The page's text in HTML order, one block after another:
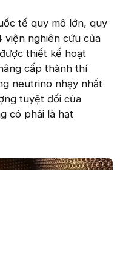
tế quy mô lớn, quy
viện nghiên cứu của
thiết kế hoạt
cấp thành thí
neutrino nhạy nhất
tuyệt đối của
có phải là hạt